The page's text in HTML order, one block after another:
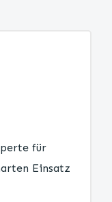
für
Einsatz